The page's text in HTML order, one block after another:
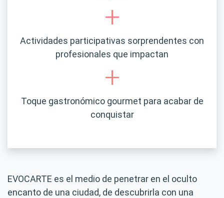
+
Actividades participativas sorprendentes con
profesionales que impactan
+
Toque gastronómico gourmet para acabar de
conquistar
EVOCARTE es el medio de penetrar en el oculto
encanto de una ciudad, de descubrirla con una